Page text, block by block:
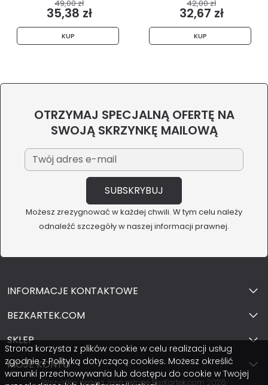
49,00 zł
35,38 zł
KUP
42,00 zł
32,67 zł
KUP
OTRZYMAJ SPECJALNĄ OFERTĘ NA
SWOJĄ SKRZYNKĘ MAILOWĄ
Możesz zrezygnować w każdej chwili. W tym celu należy
odnaleźć szczegóły w naszej informacji prawnej.
INFORMACJE KONTAKTOWE
BEZKARTEK.COM
SKLEP
MOJE KONTO
Wszystkie prawa zastrzeżone BezKartek.com 2026
Strona korzysta z plików cookie w celu realizacji usług
zgodnie z Polityką dotyczącą cookies. Możesz określić
warunki przechowywania lub dostępu do cookie w Twojej